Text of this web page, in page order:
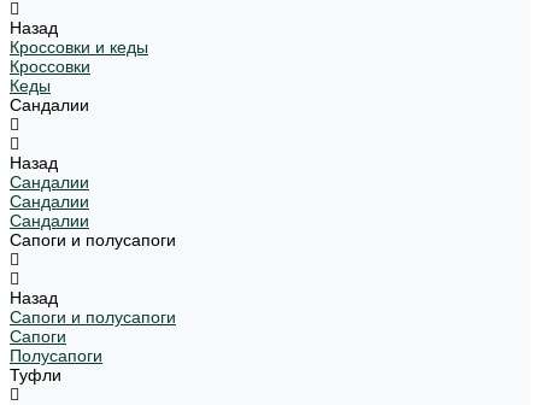
Назад
Кроссовки и кеды
Кроссовки
Кеды
Сандалии
Назад
Сандалии
Сандалии
Сандалии
Сапоги и полусапоги
Назад
Сапоги и полусапоги
Сапоги
Полусапоги
Туфли